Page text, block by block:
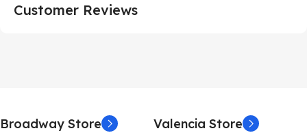
Customer Reviews
Broadway Store Valencia Store